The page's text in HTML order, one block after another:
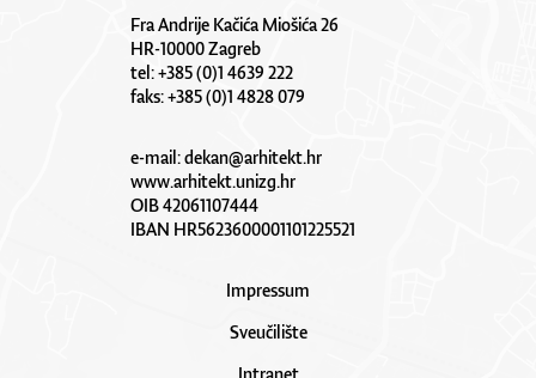
Fra Andrije Kačića Miošića 26
HR-10000 Zagreb
tel: +385 (0)1 4639 222
faks: +385 (0)1 4828 079
e-mail:dekan@arhitekt.hr
www.arhitekt.unizg.hr
OIB 42061107444
IBAN HR5623600001101225521
Impressum
Sveučilište